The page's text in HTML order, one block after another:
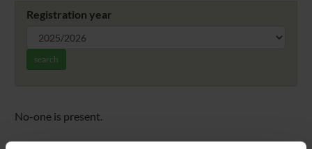
Registration year
search
No-one is present.